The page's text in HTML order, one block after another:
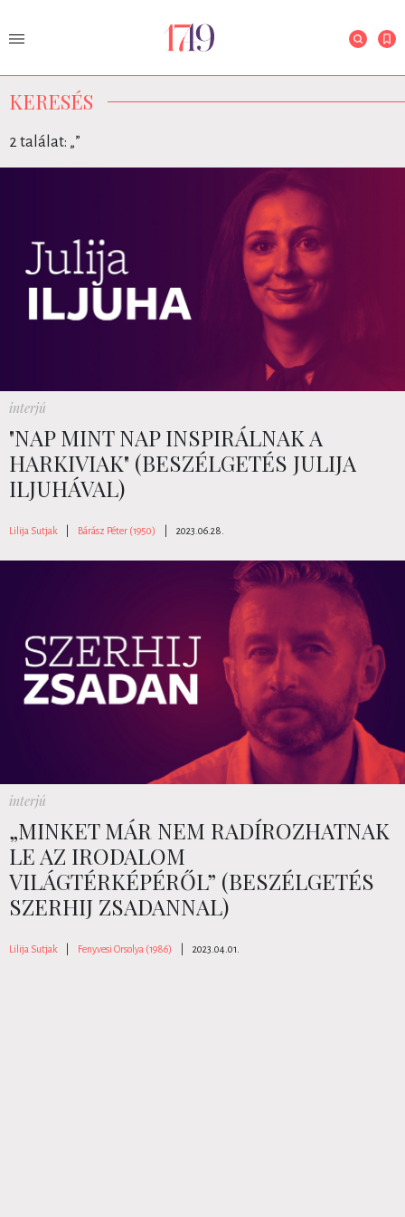
KERESÉS
2 találat: „”
interjú
"NAP MINT NAP INSPIRÁLNAK A
HARKIVIAK" (BESZÉLGETÉS JULIJA
ILJUHÁVAL)
Lilija Sutjak Bárász Péter (1950) 2023.06.28.
interjú
„MINKET MÁR NEM RADÍROZHATNAK
LE AZ IRODALOM
VILÁGTÉRKÉPÉRŐL” (BESZÉLGETÉS
SZERHIJ ZSADANNAL)
Lilija Sutjak Fenyvesi Orsolya (1986) 2023.04.01.